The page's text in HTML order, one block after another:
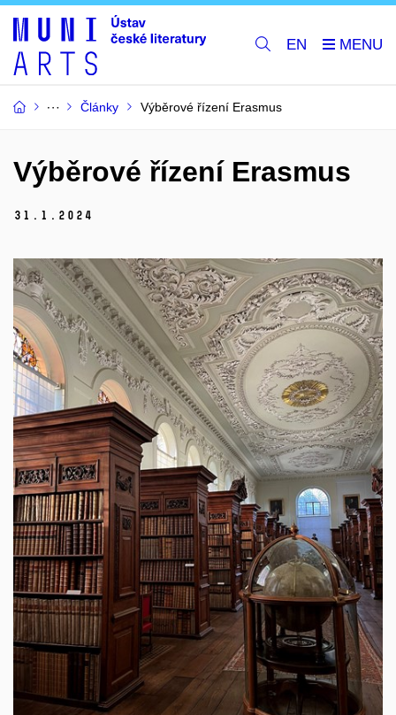
EN
Články Výběrové řízení Erasmus
Výběrové řízení Erasmus
31. 1. 2024